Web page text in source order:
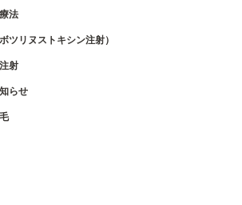
法
ツリヌストキシン注射）
射
らせ